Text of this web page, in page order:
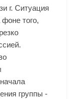
г. Ситуация
того,
группы -